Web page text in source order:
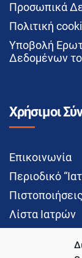
Προσωπικά
Πολιτική
Υποβολή
Δεδομένων
Χρήσιμοι
Επικοινωνία
Περιοδικό
Πιστοποιήσεις
Λίστα Ιατρών